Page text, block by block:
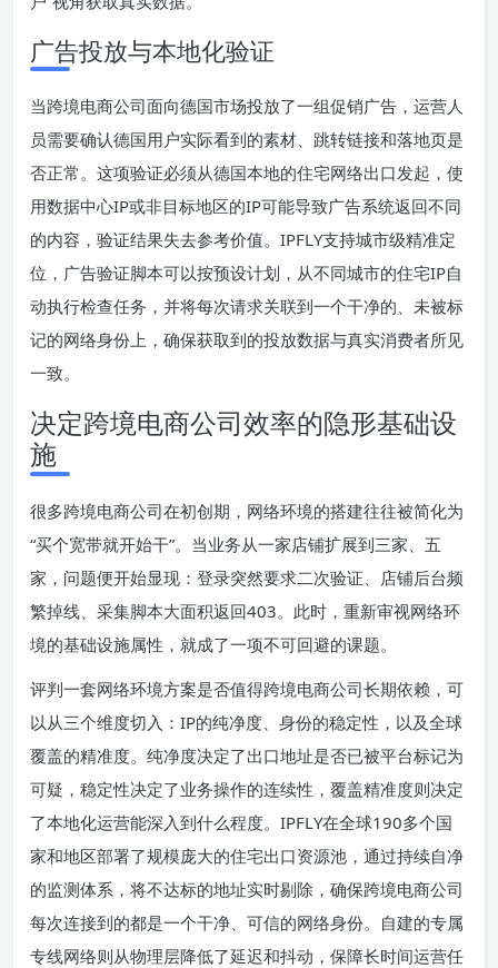
广告投放与本地化验证
当跨境电商公司面向德国市场投放了一组促销广告，运营人
员需要确认德国用户实际看到的素材、跳转链接和落地页是
否正常。这项验证必须从德国本地的住宅网络出口发起，使
用数据中心IP或非目标地区的IP可能导致广告系统返回不同
的内容，验证结果失去参考价值。IPFLY支持城市级精准定
位，广告验证脚本可以按预设计划，从不同城市的住宅IP自
动执行检查任务，并将每次请求关联到一个干净的、未被标
记的网络身份上，确保获取到的投放数据与真实消费者所见
一致。
决定跨境电商公司效率的隐形基础设
施
很多跨境电商公司在初创期，网络环境的搭建往往被简化为
“买个宽带就开始干”。当业务从一家店铺扩展到三家、五
家，问题便开始显现：登录突然要求二次验证、店铺后台频
繁掉线、采集脚本大面积返回403。此时，重新审视网络环
境的基础设施属性，就成了一项不可回避的课题。
评判一套网络环境方案是否值得跨境电商公司长期依赖，可
以从三个维度切入：IP的纯净度、身份的稳定性，以及全球
覆盖的精准度。纯净度决定了出口地址是否已被平台标记为
可疑，稳定性决定了业务操作的连续性，覆盖精准度则决定
了本地化运营能深入到什么程度。IPFLY在全球190多个国
家和地区部署了规模庞大的住宅出口资源池，通过持续自净
的监测体系，将不达标的地址实时剔除，确保跨境电商公司
每次连接到的都是一个干净、可信的网络身份。自建的专属
专线网络则从物理层降低了延迟和抖动，保障长时间运营任